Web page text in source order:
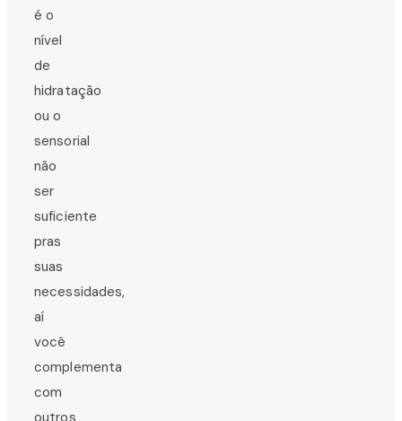
é o
nível
de
hidratação
ou o
sensorial
não
ser
suficiente
pras
suas
necessidades,
aí
você
complementa
com
outros